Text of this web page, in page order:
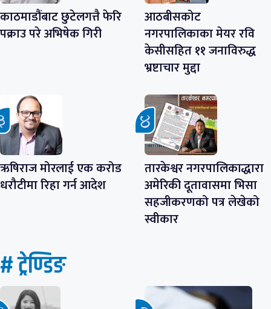
काठमाडौंबाट छुटेलगत्तै फेरि
पक्राउ परे अभिषेक गिरी
आठबीसकोट
नगरपालिकाका मेयर रवि
केसीसहित ११ जनाविरुद्ध
भ्रष्टाचार मुद्दा
ऋषिराज मोरलाई एक करोड
धरौटीमा रिहा गर्न आदेश
तारकेश्वर नगरपालिकाद्धारा
अमेरिकी दूतावासमा भिसा
सहजीकरणको पत्र लेखेको
स्वीकार
# ट्रेण्डिङ